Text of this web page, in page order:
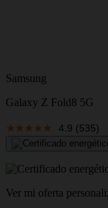
Samsung
Galaxy Z Fold8 5G
4.9 (535)
Ver mi oferta